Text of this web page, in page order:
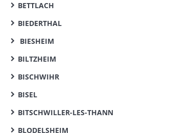
BETTLACH
BIEDERTHAL
BIESHEIM
BILTZHEIM
BISCHWIHR
BISEL
BITSCHWILLER-LES-THANN
BLODELSHEIM